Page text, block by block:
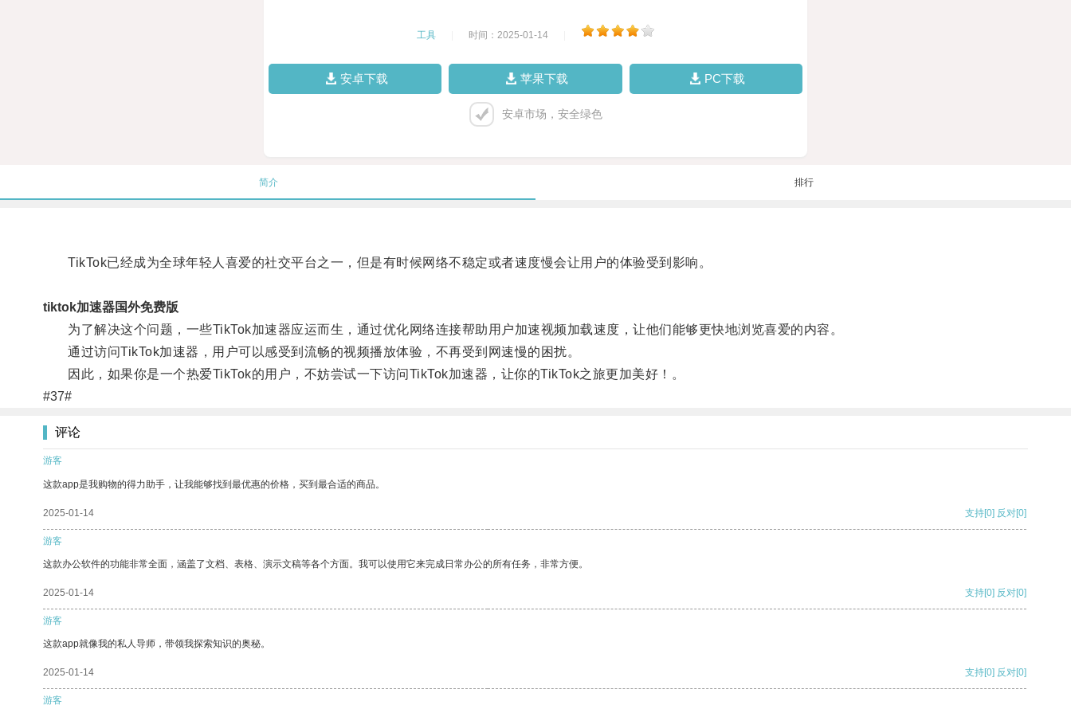
工具 时间：2025-01-14
安卓下载 苹果下载 PC下载
安卓市场，安全绿色
简介 排行
TikTok已经成为全球年轻人喜爱的社交平台之一，但是有时候网络不稳定或者速度慢会让用户的体验受到影响。
tiktok加速器国外免费版
为了解决这个问题，一些TikTok加速器应运而生，通过优化网络连接帮助用户加速视频加载速度，让他们能够更快地浏览喜爱的内容。
通过访问TikTok加速器，用户可以感受到流畅的视频播放体验，不再受到网速慢的困扰。
因此，如果你是一个热爱TikTok的用户，不妨尝试一下访问TikTok加速器，让你的TikTok之旅更加美好！。
#37#
评论
游客
这款app是我购物的得力助手，让我能够找到最优惠的价格，买到最合适的商品。
2025-01-14 支持[0] 反对[0]
游客
这款办公软件的功能非常全面，涵盖了文档、表格、演示文稿等各个方面。我可以使用它来完成日常办公的所有任务，非常方便。
2025-01-14 支持[0] 反对[0]
游客
这款app就像我的私人导师，带领我探索知识的奥秘。
2025-01-14 支持[0] 反对[0]
游客